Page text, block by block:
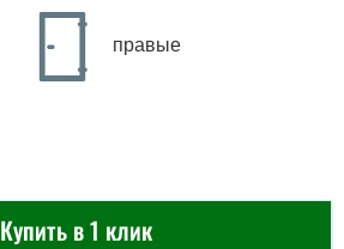
правые
Купить в 1 клик